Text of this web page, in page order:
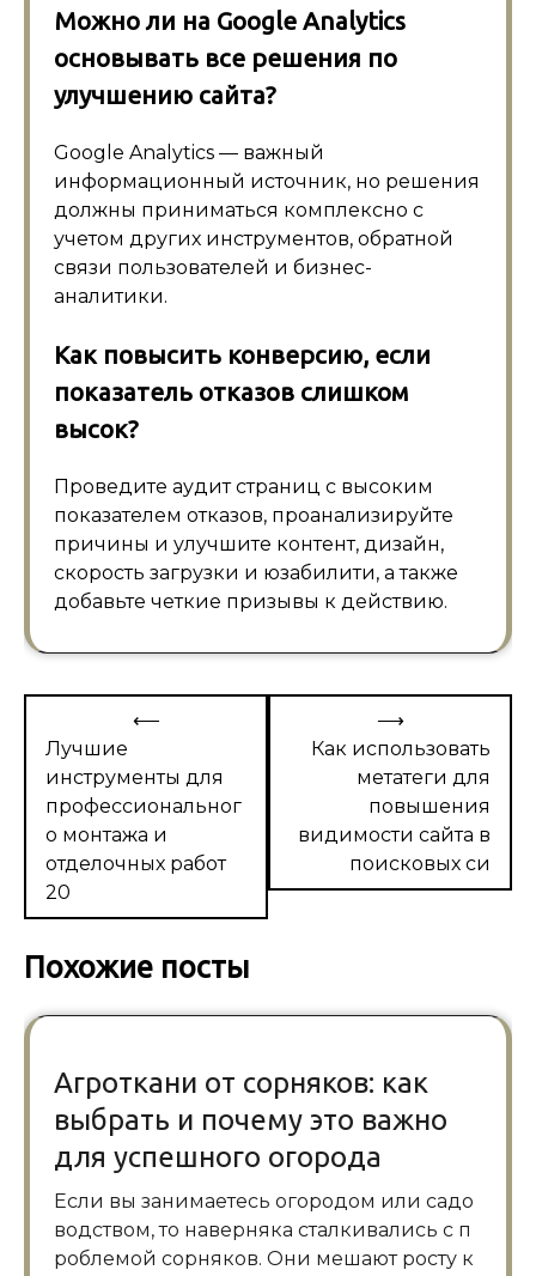
Можно ли на Google Analytics
основывать все решения по
улучшению сайта?
Google Analytics — важный
информационный источник, но решения
должны приниматься комплексно с
учетом других инструментов, обратной
связи пользователей и бизнес-
аналитики.
Как повысить конверсию, если
показатель отказов слишком
высок?
Проведите аудит страниц с высоким
показателем отказов, проанализируйте
причины и улучшите контент, дизайн,
скорость загрузки и юзабилити, а также
добавьте четкие призывы к действию.
Навигация
по
записям
⟵
Лучшие
инструменты для
профессиональног
о монтажа и
отделочных работ
20
Как использовать
метатеги для
повышения
видимости сайта в
поисковых си
⟶
Похожие посты
Агроткани от сорняков: как
выбрать и почему это важно
для успешного огорода
Если вы занимаетесь огородом или садо
водством, то наверняка сталкивались с п
роблемой сорняков. Они мешают росту к